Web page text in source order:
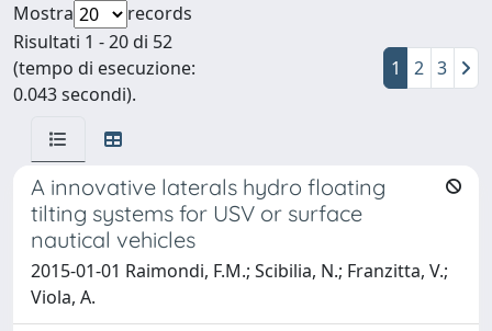
Mostra
records
Risultati 1 - 20 di 52
(tempo di esecuzione:
0.043 secondi).
1 2 3
A innovative laterals hydro floating
tilting systems for USV or surface
nautical vehicles
2015-01-01 Raimondi, F.M.; Scibilia, N.; Franzitta, V.;
Viola, A.